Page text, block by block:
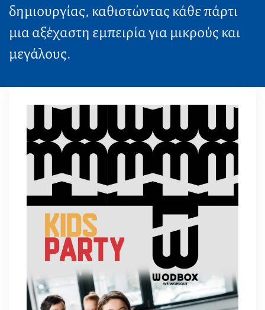
δημιουργίας, καθιστώντας κάθε πάρτι
μια αξέχαστη εμπειρία για μικρούς και
μεγάλους.